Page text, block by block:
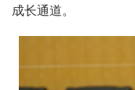
成长通道。